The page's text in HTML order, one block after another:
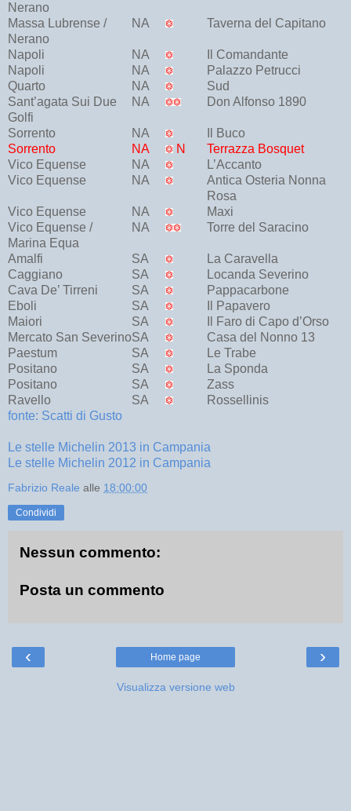
Nerano
Massa Lubrense /
Nerano
NA Taverna del Capitano
Napoli NA
Il Comandante
Napoli
NA
Palazzo Petrucci
Quarto
NA
Sud
Sant’agata Sui Due
Golfi
NA Don Alfonso 1890
Sorrento NA
Il Buco
Sorrento
NA N
Terrazza Bosquet
Vico Equense
NA
L’Accanto
Vico Equense
NA
Antica Osteria Nonna
Rosa
Vico Equense
NA
Maxi
Vico Equense /
Marina Equa
NA Torre del Saracino
Amalfi SA
La Caravella
Caggiano
SA
Locanda Severino
Cava De’ Tirreni
SA
Pappacarbone
Eboli
SA
Il Papavero
Maiori
SA
Il Faro di Capo d’Orso
Mercato San SeverinoSA
Casa del Nonno 13
Paestum
SA
Le Trabe
Positano
SA
La Sponda
Positano
SA
Zass
Ravello
SA
Rossellinis
fonte: Scatti di Gusto
Le stelle Michelin 2013 in Campania
Le stelle Michelin 2012 in Campania
Fabrizio Reale alle 18:00:00
Condividi
Nessun commento:
Posta un commento
‹ ›
Home page
Visualizza versione web